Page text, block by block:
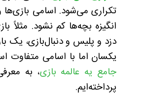
تکراری می‌شود. اسامی بازی‌ها
انگیزه بچه‌ها کم نشود. مثلاً
دزد و پلیس و دنبال‌بازی، یک
یکسان اما با اسامی متفاوت
جامع یه عالمه بازی، به
پرداخته‌ایم.